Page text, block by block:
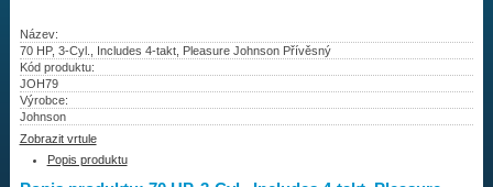
Vrtule
Redukční pouzdra XHS
Kontakty
Název:
70 HP, 3-Cyl., Includes 4-takt, Pleasure Johnson Přívěsný
Kód produktu:
JOH79
Výrobce:
Johnson
Zobrazit vrtule
Popis produktu